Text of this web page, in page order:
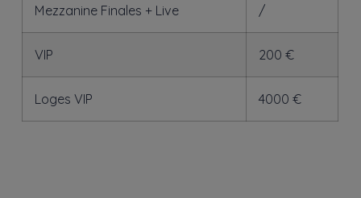
Mezzanine Finales + Live /
VIP 200 €
Loges VIP 4000 €